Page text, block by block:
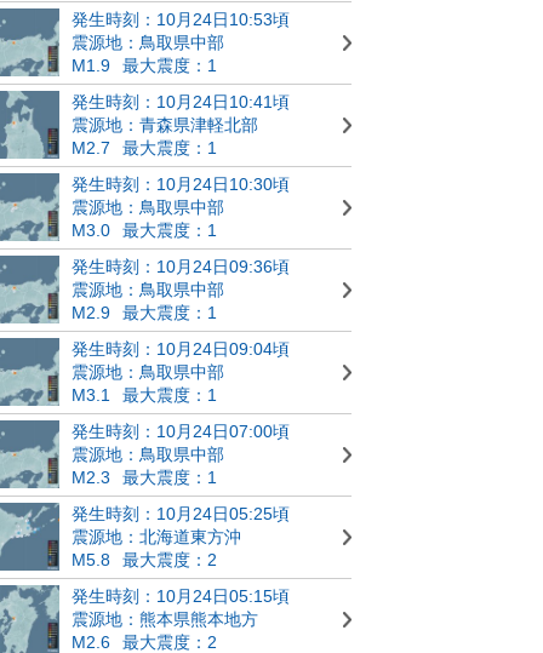
発生時刻：10月24日10:53頃
震源地：鳥取県中部
M1.9
最大震度：1
発生時刻：10月24日10:41頃
震源地：青森県津軽北部
M2.7
最大震度：1
発生時刻：10月24日10:30頃
震源地：鳥取県中部
M3.0
最大震度：1
発生時刻：10月24日09:36頃
震源地：鳥取県中部
M2.9
最大震度：1
発生時刻：10月24日09:04頃
震源地：鳥取県中部
M3.1
最大震度：1
発生時刻：10月24日07:00頃
震源地：鳥取県中部
M2.3
最大震度：1
発生時刻：10月24日05:25頃
震源地：北海道東方沖
M5.8
最大震度：2
発生時刻：10月24日05:15頃
震源地：熊本県熊本地方
M2.6
最大震度：2